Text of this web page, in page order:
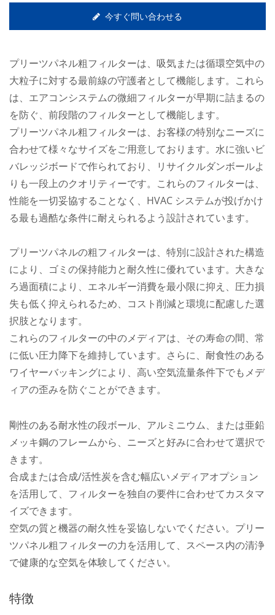
今すぐ問い合わせる
プリーツパネル粗フィルターは、吸気または循環空気中の
大粒子に対する最前線の守護者として機能します。これら
は、エアコンシステムの微細フィルターが早期に詰まるの
を防ぐ、前段階のフィルターとして機能します。
プリーツパネル粗フィルターは、お客様の特別なニーズに
合わせて様々なサイズをご用意しております。水に強いビ
バレッジボードで作られており、リサイクルダンボールよ
りも一段上のクオリティーです。これらのフィルターは、
性能を一切妥協することなく、HVAC システムが投げかけ
る最も過酷な条件に耐えられるよう設計されています。
プリーツパネルの粗フィルターは、特別に設計された構造
により、ゴミの保持能力と耐久性に優れています。大きな
ろ過面積により、エネルギー消費を最小限に抑え、圧力損
失も低く抑えられるため、コスト削減と環境に配慮した選
択肢となります。
これらのフィルターの中のメディアは、その寿命の間、常
に低い圧力降下を維持しています。さらに、耐食性のある
ワイヤーバッキングにより、高い空気流量条件下でもメデ
ィアの歪みを防ぐことができます。
剛性のある耐水性の段ボール、アルミニウム、または亜鉛
メッキ鋼のフレームから、ニーズと好みに合わせて選択で
きます。
合成または合成/活性炭を含む幅広いメディアオプション
を活用して、フィルターを独自の要件に合わせてカスタマ
イズできます。
空気の質と機器の耐久性を妥協しないでください。プリー
ツパネル粗フィルターの力を活用して、スペース内の清浄
で健康的な空気を体験してください。
特徴